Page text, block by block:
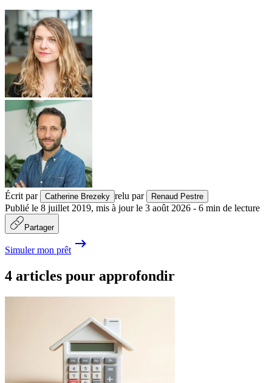
Écrit par Catherine Brezeky relu par Renaud Pestre
Publié le 8 juillet 2019, mis à jour le 3 août 2026 - 6 min de lecture
Partager
Simuler mon prêt
4 articles pour approfondir